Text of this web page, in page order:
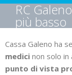
RC
più basso
Cassa Galeno ha
medici non solo in
punto di vista